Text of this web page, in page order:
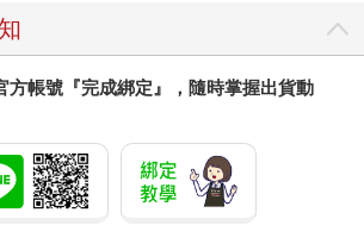
方帳號『完成綁定』，隨時掌握出貨動